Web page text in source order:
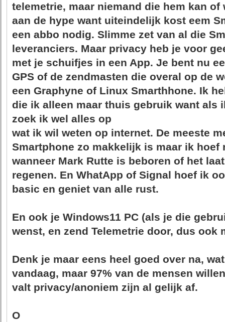
telemetrie, maar niemand die hem kan
aan de hype want uiteindelijk kost eem
een abbo nodig. Slimme zet van al die
leveranciers. Maar privacy heb je voor
met je schuifjes in een App. Je bent nu
GPS of de zendmasten die overal op de
een Graphyne of Linux Smarthhone. Ik
die ik alleen maar thuis gebruik want als
zoek ik wel alles op
wat ik wil weten op internet. De meeste
Smartphone zo makkelijk is maar ik hoef
wanneer Mark Rutte is beboren of het
regenen. En WhatApp of Signal hoef ik
basic en geniet van alle rust.
En ook je Windows11 PC (als je die
wenst, en zend Telemetrie door, dus ook
Denk je maar eens heel goed over na,
vandaag, maar 97% van de mensen
valt privacy/anoniem zijn al gelijk af.
O